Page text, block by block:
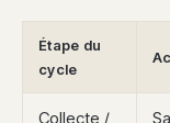
Étape du
cycle
Collecte /